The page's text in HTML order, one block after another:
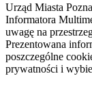
Urząd Miasta
Informatora
uwagę na
Prezentowana
poszczególne
prywatności i